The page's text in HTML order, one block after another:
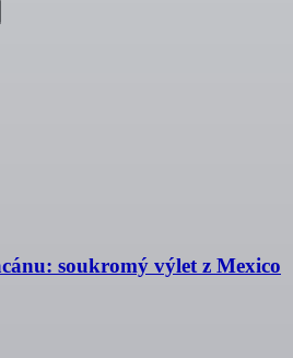
soukromý výlet z Mexico